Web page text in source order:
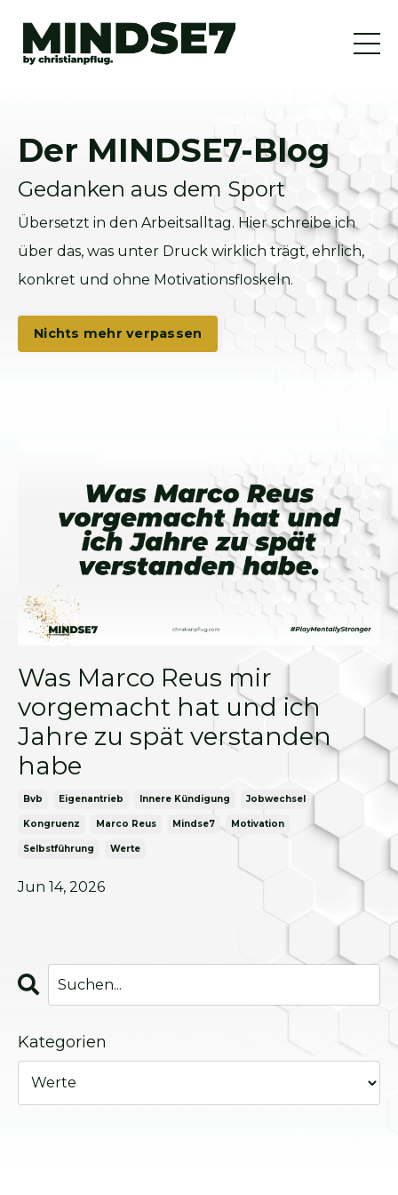
Der MINDSE7-Blog
Gedanken aus dem Sport
Übersetzt in den Arbeitsalltag. Hier schreibe ich
über das, was unter Druck wirklich trägt, ehrlich,
konkret und ohne Motivationsfloskeln.
Nichts mehr verpassen
Was Marco Reus mir
vorgemacht hat und ich
Jahre zu spät verstanden
habe
Bvb Eigenantrieb Innere Kündigung Jobwechsel
Kongruenz Marco Reus Mindse7 Motivation
Selbstführung Werte
Jun 14, 2026
Kategorien